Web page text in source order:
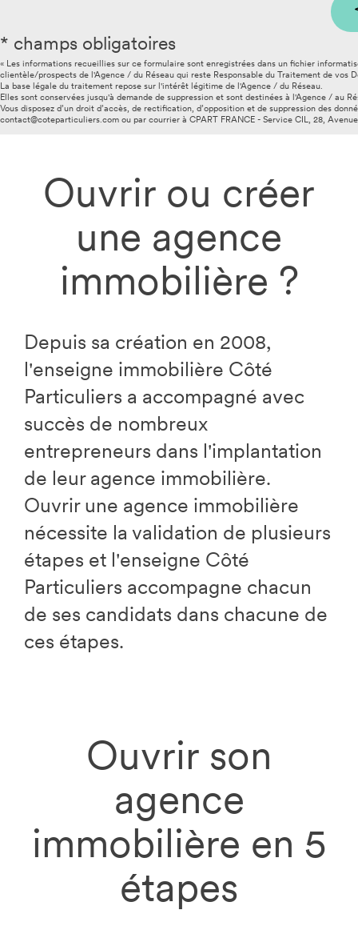
* champs obligatoires
« Les informations recueillies sur ce formulaire sont enregistrées dans un fichier
clientèle/prospects de l'Agence / du Réseau qui reste Responsable du Traitement de vos
La base légale du traitement repose sur l'intérêt légitime de l'Agence / du Réseau.
Elles sont conservées jusqu'à demande de suppression et sont destinées à l'Agence / au
Vous disposez d’un droit d’accès, de rectification, d’opposition et de suppression des
contact@coteparticuliers.com ou par courrier à CPART FRANCE - Service CIL, 28,
Ouvrir ou créer
une agence
immobilière ?
Depuis sa création en 2008,
l'enseigne immobilière Côté
Particuliers a accompagné avec
succès de nombreux
entrepreneurs dans l'implantation
de leur agence immobilière.
Ouvrir une agence immobilière
nécessite la validation de plusieurs
étapes et l'enseigne Côté
Particuliers accompagne chacun
de ses candidats dans chacune de
ces étapes.
Ouvrir son
agence
immobilière en 5
étapes